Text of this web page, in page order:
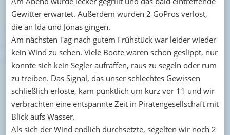
Gewitter erwartet. Außerdem wurden 2 GoPros verlost,
die an Ida und Jonas gingen.
Am nächsten Tag nach gutem Frühstück war leider wieder
kein Wind zu sehen. Viele Boote waren schon geslippt, nur
konnte sich kein Segler aufraffen, raus zu segeln oder rum
zu treiben. Das Signal, das unser schlechtes Gewissen
schließlich erlöste, kam pünktlich um kurz vor 11 und wir
verbrachten eine entspannte Zeit in Piratengesellschaft mit
Blick aufs Wasser.
Als sich der Wind endlich durchsetzte, segelten wir noch 2